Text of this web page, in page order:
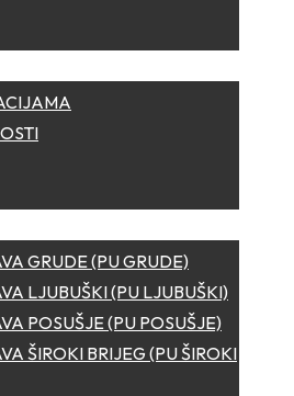
GRUDE (PU GRUDE)
LJUBUŠKI (PU LJUBUŠKI)
POSUŠJE (PU POSUŠJE)
ŠIROKI BRIJEG (PU ŠIROKI